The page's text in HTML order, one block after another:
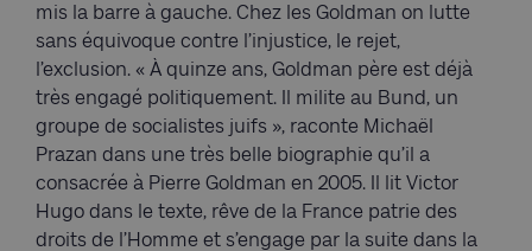
mis la barre à gauche. Chez les Goldman on lutte
sans équivoque contre l’injustice, le rejet,
l’exclusion. « À quinze ans, Goldman père est déjà
très engagé politiquement. Il milite au Bund, un
groupe de socialistes juifs », raconte Michaël
Prazan dans une très belle biographie qu’il a
consacrée à Pierre Goldman en 2005. Il lit Victor
Hugo dans le texte, rêve de la France patrie des
droits de l’Homme et s’engage par la suite dans la